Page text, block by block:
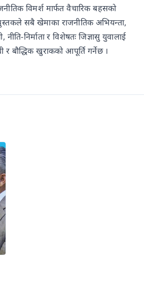
विमर्श मार्फत वैचारिक बहसको
सबै खेमाका राजनीतिक अभियन्ता,
निर्माता र विशेषतः जिज्ञासु युवालाई
र बौद्धिक खुराकको आपूर्ति गर्नेछ ।